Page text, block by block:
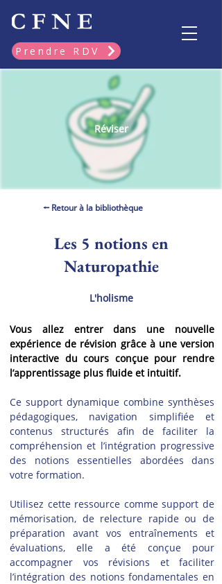
Prendre RDV
Réviser
⭠ Retour à la bibliothèque
Les 5 notions en
Naturopathie
L'holisme
Vous allez entrer dans une nouvelle
expérience de révision grâce à une version
interactive du cours conçue pour rendre
l’apprentissage plus fluide et intuitif.
Ce support dynamique combine synthèses
pédagogiques, navigation simplifiée et
contenus structurés afin de faciliter la
compréhension et l’intégration progressive
des notions essentielles abordées dans
votre formation.
Utilisez cette ressource comme support de
mémorisation, de relecture rapide ou de
préparation avant vos entraînements et
évaluations, elle a été conçue pour
accompagner vos révisions et faciliter
l’intégration des notions fondamentales en